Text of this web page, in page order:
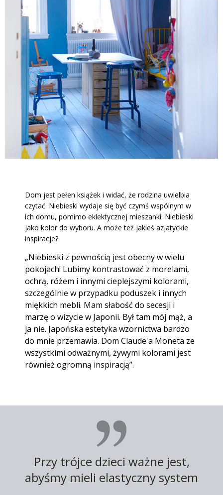
Dom jest pełen książek i widać, że rodzina uwielbia
czytać. Niebieski wydaje się być czymś wspólnym w
ich domu, pomimo eklektycznej mieszanki. Niebieski
jako kolor do wyboru. A może też jakieś azjatyckie
inspiracje?
„Niebieski z pewnością jest obecny w wielu
pokojach! Lubimy kontrastować z morelami,
ochrą, różem i innymi cieplejszymi kolorami,
szczególnie w przypadku poduszek i innych
miękkich mebli. Mam słabość do secesji i
marzę o wizycie w Japonii. Był tam mój mąż, a
ja nie. Japońska estetyka wzornictwa bardzo
do mnie przemawia. Dom Claude'a Moneta ze
wszystkimi odważnymi, żywymi kolorami jest
również ogromną inspiracją”.
Przy trójce dzieci ważne jest,
abyśmy mieli elastyczny system